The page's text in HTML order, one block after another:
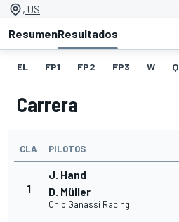
, US
ResumenResultados
EL FP1 FP2 FP3 W Q
Carrera
CLA PILOTOS
1
J. Hand
D. Müller
Chip Ganassi Racing